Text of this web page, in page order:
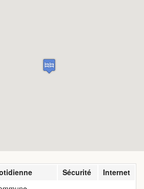
Sécurité
Internet